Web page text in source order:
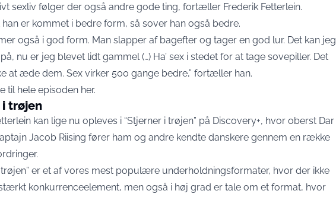
sexliv følger der også andre gode ting, fortæller Frederik Fetterlein.
er kommet i bedre form, så sover han også bedre.
også i god form. Man slapper af bagefter og tager en god lur. Det kan jeg
nu er jeg blevet lidt gammel (…) Ha’ sex i stedet for at tage sovepiller. Det
at æde dem. Sex virker 500 gange bedre,” fortæller han.
til hele episoden her.
trøjen
kan lige nu opleves i “Stjerner i trøjen” på Discovery+, hvor oberst Dar
Jacob Riising fører ham og andre kendte danskere gennem en række
trøjen” er et af vores mest populære underholdningsformater, hvor der ikke
konkurrenceelement, men også i høj grad er tale om et format, hvor